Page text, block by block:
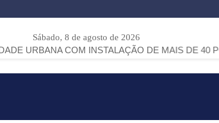
Sábado, 8 de agosto de 2026
COM INSTALAÇÃO DE MAIS DE 40 PONTOS DE